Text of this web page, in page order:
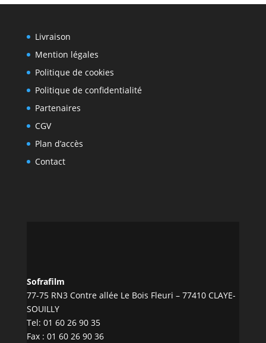
Livraison
Mention légales
Politique de cookies
Politique de confidentialité
Partenaires
CGV
Plan d’accès
Contact
Sofrafilm
77-75 RN3 Contre allée Le Bois Fleuri – 77410 CLAYE-
SOUILLY
Tel: 01 60 26 90 35
Fax : 01 60 26 90 36